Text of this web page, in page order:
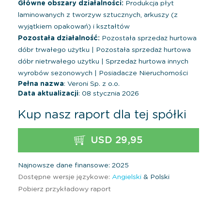
Główne obszary działalności: Produkcja płyt
laminowanych z tworzyw sztucznych, arkuszy (z
wyjątkiem opakowań) i kształtów
Pozostała działalność: Pozostała sprzedaż hurtowa
dóbr trwałego użytku
Pozostała sprzedaż hurtowa
dóbr nietrwałego użytku
Sprzedaż hurtowa innych
wyrobów sezonowych
Posiadacze Nieruchomości
Pełna nazwa: Veroni Sp. z o.o.
Data aktualizacji: 08 stycznia 2026
Kup nasz raport dla tej spółki
USD 29,95
Najnowsze dane finansowe: 2025
Dostępne wersje językowe: Angielski & Polski
Pobierz przykładowy raport